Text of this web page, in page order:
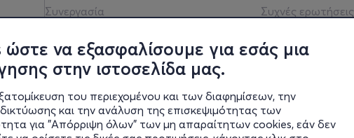
να εξασφαλίσουμε για εσάς μια
στην ιστοσελίδα μας.
του περιεχομένου και των διαφημίσεων, την
και την ανάλυση της επισκεψιμότητας των
για "Απόρριψη όλων" των μη απαραίτητων cookies, εάν δεν
Συνεργασία
Πολιτική απορρήτου
Νομική σημείωση
Blog
Οικονομικά στοιχεία
Συχνές ερωτήσεις
Υπηρεσίες
Σύνδεση reseller